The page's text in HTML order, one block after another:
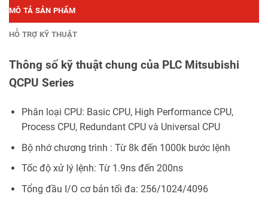
MÔ TẢ SẢN PHẨM
HỖ TRỢ KỸ THUẬT
Thông số kỹ thuật chung của PLC Mitsubishi
QCPU Series
Phân loại CPU: Basic CPU, High Performance CPU,
Process CPU, Redundant CPU và Universal CPU
Bộ nhớ chương trình : Từ 8k đến 1000k bước lệnh
Tốc độ xử lý lệnh: Từ 1.9ns đến 200ns
Tổng đầu I/O cơ bản tối đa: 256/1024/4096